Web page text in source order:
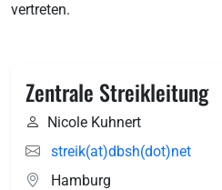
vertreten.
Zentrale Streikleitung
Nicole Kuhnert
streik(at)dbsh(dot)net
Hamburg